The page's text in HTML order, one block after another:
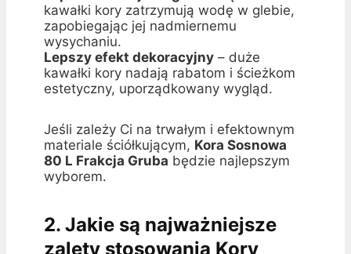
kawałki kory zatrzymują wodę w glebie,
zapobiegając jej nadmiernemu
wysychaniu.
Lepszy efekt dekoracyjny – duże
kawałki kory nadają rabatom i ścieżkom
estetyczny, uporządkowany wygląd.
Jeśli zależy Ci na trwałym i efektownym
materiale ściółkującym, Kora Sosnowa
80 L Frakcja Gruba będzie najlepszym
wyborem.
2. Jakie są najważniejsze
zalety stosowania Kory